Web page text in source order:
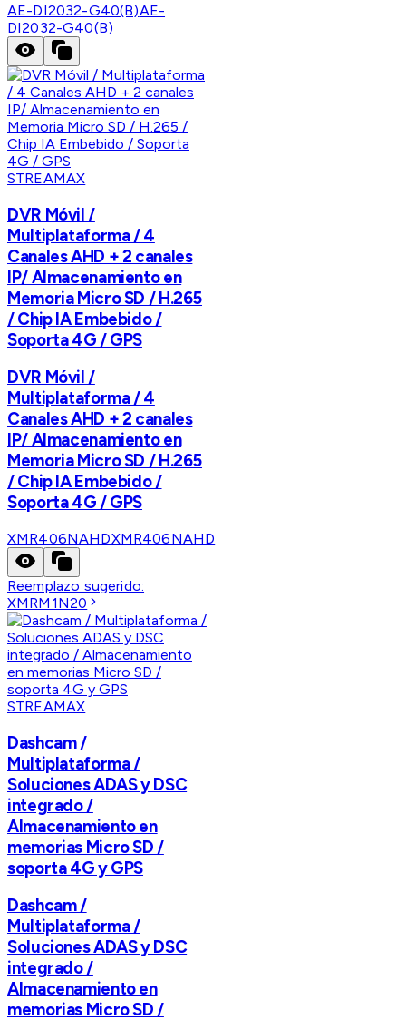
AE-DI2032-G40(B)AE-
DI2032-G40(B)
STREAMAX
DVR Móvil /
Multiplataforma / 4
Canales AHD + 2 canales
IP/ Almacenamiento en
Memoria Micro SD / H.265
/ Chip IA Embebido /
Soporta 4G / GPS
DVR Móvil /
Multiplataforma / 4
Canales AHD + 2 canales
IP/ Almacenamiento en
Memoria Micro SD / H.265
/ Chip IA Embebido /
Soporta 4G / GPS
XMR406NAHDXMR406NAHD
Reemplazo sugerido:
XMRM1N20
STREAMAX
Dashcam /
Multiplataforma /
Soluciones ADAS y DSC
integrado /
Almacenamiento en
memorias Micro SD /
soporta 4G y GPS
Dashcam /
Multiplataforma /
Soluciones ADAS y DSC
integrado /
Almacenamiento en
memorias Micro SD /